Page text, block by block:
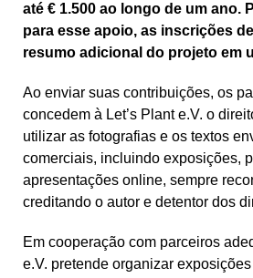
até € 1.500 ao longo de um ano.
para esse apoio, as inscrições
resumo adicional do projeto em
Ao enviar suas contribuições, os
concedem à Let’s Plant e.V. o
utilizar as fotografias e os textos
comerciais, incluindo exposições,
apresentações online, sempre
creditando o autor e detentor dos
Em cooperação com parceiros
e.V. pretende organizar